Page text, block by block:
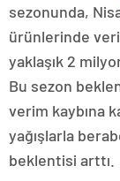
sezonunda,
ürünlerinde
yaklaşık 2
Bu sezon
verim kaybına
yağışlarla
beklentisi arttı.